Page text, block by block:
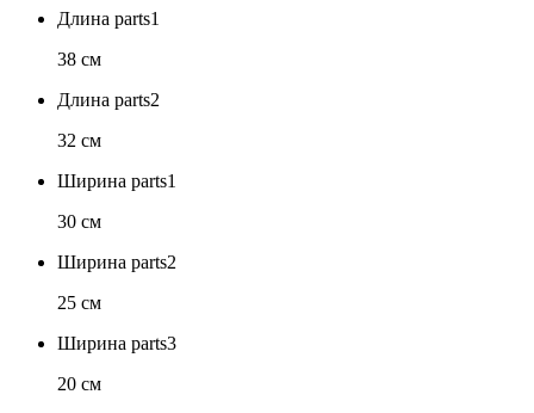
Длина parts1
38 см
Длина parts2
32 см
Ширина parts1
30 см
Ширина parts2
25 см
Ширина parts3
20 см